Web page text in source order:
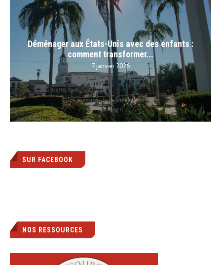
Déménager aux États-Unis avec des enfants :
comment transformer...
7 janvier 2026
SUR FACEBOOK
NOS RESSOURCES